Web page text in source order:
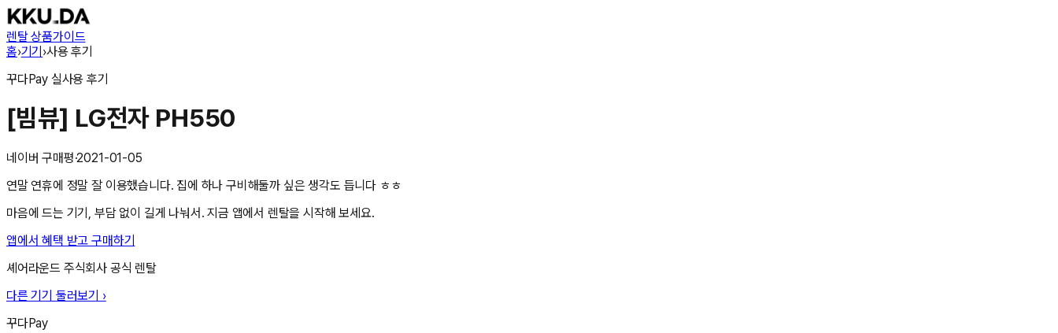
렌탈 상품가이드
홈›기기›사용 후기
꾸다Pay 실사용 후기
[빔뷰] LG전자 PH550
네이버 구매평·2021-01-05
연말 연휴에 정말 잘 이용했습니다. 집에 하나 구비해둘까 싶은 생각도 듭니다 ㅎㅎ
마음에 드는 기기, 부담 없이 길게 나눠서. 지금 앱에서 렌탈을 시작해 보세요.
앱에서 혜택 받고 구매하기
셰어라운드 주식회사 공식 렌탈
다른 기기 둘러보기 ›
꾸다Pay